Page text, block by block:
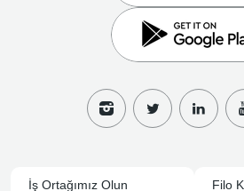
İş Ortağımız Olun Filo